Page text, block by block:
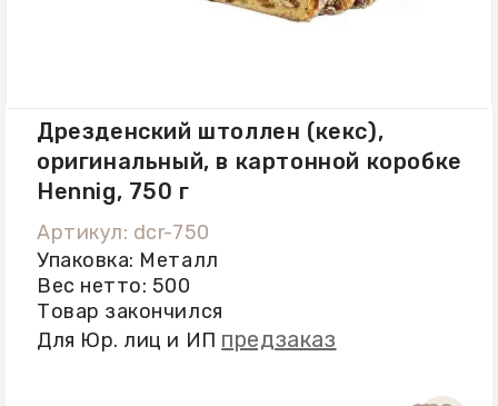
Дрезденский штоллен (кекс),
оригинальный, в картонной коробке
Hennig, 750 г
Артикул: dcr-750
Упаковка: Металл
Вес нетто: 500
Товар закончился
Для Юр. лиц и ИП предзаказ